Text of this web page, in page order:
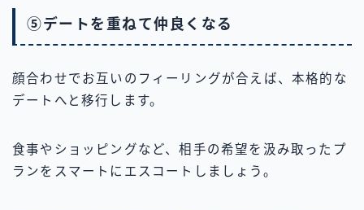
⑤デートを重ねて仲良くなる
顔合わせでお互いのフィーリングが合えば、本格的な
デートへと移行します。
食事やショッピングなど、相手の希望を汲み取ったプ
ランをスマートにエスコートしましょう。